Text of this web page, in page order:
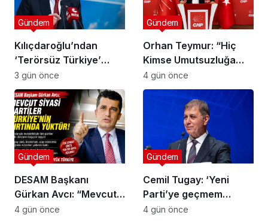
Kılıçdaroğlu’ndan
‘Terörsüz Türkiye’
mesajı: ‘Terörün
bitmesi ve üniter yapı
kırmızı çizgimizdir’
Gündem
3 gün önce
Orhan Teymur: “Hiç
Kimse Umutsuzluğa
Kapılmasın”
Gündem
4 gün önce
DESAM Başkanı
Gürkan Avcı: “Mevcut
Siyasi Partiler
Gündem
4 gün önce
Cemil Tugay: ‘Yeni
Parti’ye geçmem
mümkün değil, sıkıntılı
Gündem
4 gün önce